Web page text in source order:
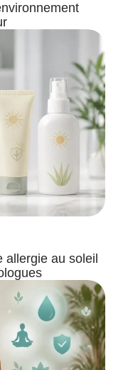
allergie au soleil